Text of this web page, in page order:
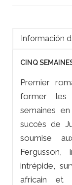
Información
CINQ
Premier
former les
semaines
succès de
soumise
Fergusson,
intrépide,
africain et